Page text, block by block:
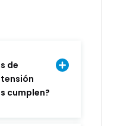
de
cumplen?